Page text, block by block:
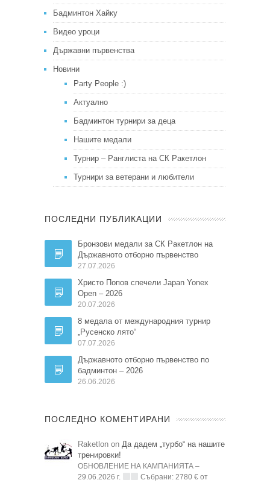
Бадминтон Хайку
Видео уроци
Държавни първенства
Новини
Party People :)
Актуално
Бадминтон турнири за деца
Нашите медали
Турнир – Ранглиста на СК Ракетлон
Турнири за ветерани и любители
ПОСЛЕДНИ ПУБЛИКАЦИИ
Бронзови медали за СК Ракетлон на
Държавното отборно първенство
27.07.2026
Христо Попов спечели Japan Yonex
Open – 2026
20.07.2026
8 медала от международния турнир
„Русенско лято“
07.07.2026
Държавното отборно първенство по
бадминтон – 2026
26.06.2026
ПОСЛЕДНО КОМЕНТИРАНИ
Raketlon on Да дадем „турбо“ на нашите
тренировки!
ОБНОВЛЕНИЕ НА КАМПАНИЯТА –
29.06.2026 г.
Събрани: 2780 € от